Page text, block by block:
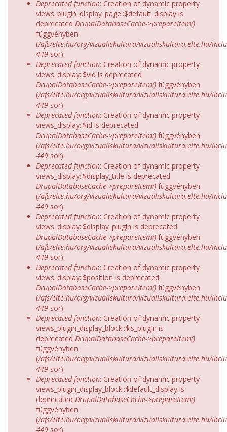
Deprecated function: Creation of dynamic property
views_plugin_display_page::$default_display is
deprecated DrupalDatabaseCache->prepareItem()
függvényben
(/afs/elte.hu/org/vizualiskultura/vizualiskultura.elte.hu/
449 sor).
Deprecated function: Creation of dynamic property
views_display::$vid is deprecated
DrupalDatabaseCache->prepareItem() függvényben
(/afs/elte.hu/org/vizualiskultura/vizualiskultura.elte.hu/
449 sor).
Deprecated function: Creation of dynamic property
views_display::$id is deprecated
DrupalDatabaseCache->prepareItem() függvényben
(/afs/elte.hu/org/vizualiskultura/vizualiskultura.elte.hu/
449 sor).
Deprecated function: Creation of dynamic property
views_display::$display_title is deprecated
DrupalDatabaseCache->prepareItem() függvényben
(/afs/elte.hu/org/vizualiskultura/vizualiskultura.elte.hu/
449 sor).
Deprecated function: Creation of dynamic property
views_display::$display_plugin is deprecated
DrupalDatabaseCache->prepareItem() függvényben
(/afs/elte.hu/org/vizualiskultura/vizualiskultura.elte.hu/
449 sor).
Deprecated function: Creation of dynamic property
views_display::$position is deprecated
DrupalDatabaseCache->prepareItem() függvényben
(/afs/elte.hu/org/vizualiskultura/vizualiskultura.elte.hu/
449 sor).
Deprecated function: Creation of dynamic property
views_plugin_display_block::$is_plugin is
deprecated DrupalDatabaseCache->prepareItem()
függvényben
(/afs/elte.hu/org/vizualiskultura/vizualiskultura.elte.hu/
449 sor).
Deprecated function: Creation of dynamic property
views_plugin_display_block::$default_display is
deprecated DrupalDatabaseCache->prepareItem()
függvényben
(/afs/elte.hu/org/vizualiskultura/vizualiskultura.elte.hu/
449 sor).